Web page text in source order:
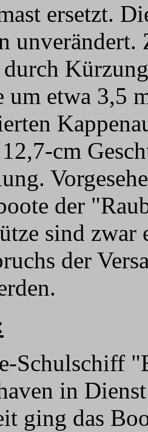
ersetzt.
unverändert.
durch
um etwa 3,5
cm
der
sind
der
Schulschiff
in
ging das